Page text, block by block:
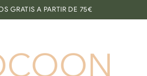
GRATIS A PARTIR DE 75€